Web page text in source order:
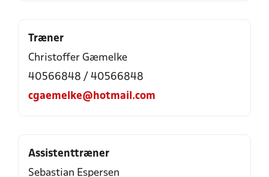
Træner
Christoffer Gæmelke
40566848 / 40566848
cgaemelke@hotmail.com
Assistenttræner
Sebastian Espersen